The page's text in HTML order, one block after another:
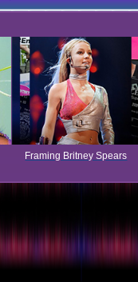
Framing Britney Spears